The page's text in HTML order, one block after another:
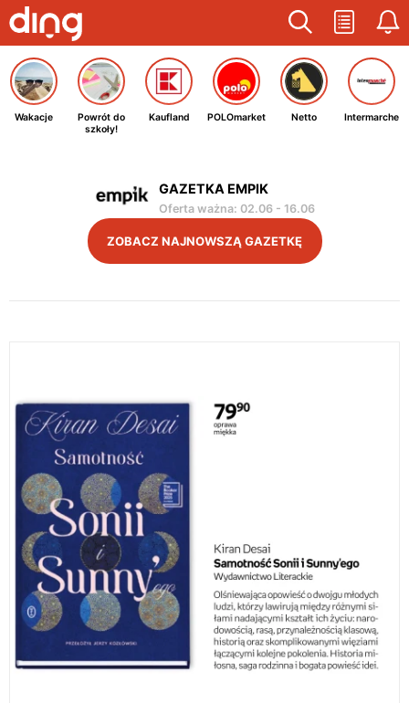
Wakacje
Powrót do
szkoły!
Kaufland POLOmarket Netto Intermarche
GAZETKA EMPIK
Oferta ważna: 02.06- 16.06
ZOBACZ NAJNOWSZĄ GAZETKĘ